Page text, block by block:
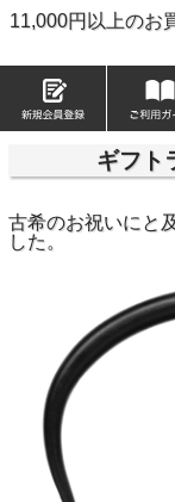
11,000円以上のお
ギフト
古希のお祝いにと
した。